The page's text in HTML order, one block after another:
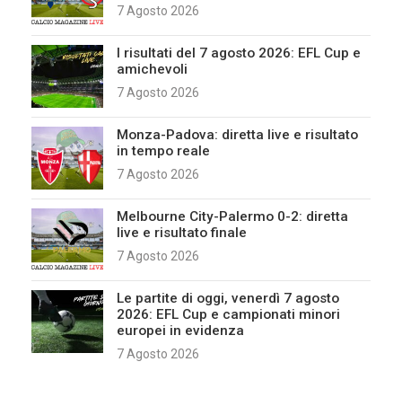
7 Agosto 2026
I risultati del 7 agosto 2026: EFL Cup e
amichevoli
7 Agosto 2026
Monza-Padova: diretta live e risultato
in tempo reale
7 Agosto 2026
Melbourne City-Palermo 0-2: diretta
live e risultato finale
7 Agosto 2026
Le partite di oggi, venerdì 7 agosto
2026: EFL Cup e campionati minori
europei in evidenza
7 Agosto 2026